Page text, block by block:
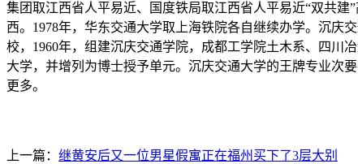
集团取江西省人平易近、国度铁局取江西省人平易近“双共
西。1978年，华东交通大学取上海铁院各自继续办学。沉庆
校，1960年，组建沉庆交通学院，成都工学院土木系、四川
大学，并增列为博士授予单元。沉庆交通大学的王牌专业次
更多。
上一篇： 继黄安后又一位男星假寓正在福州买下了3层大别